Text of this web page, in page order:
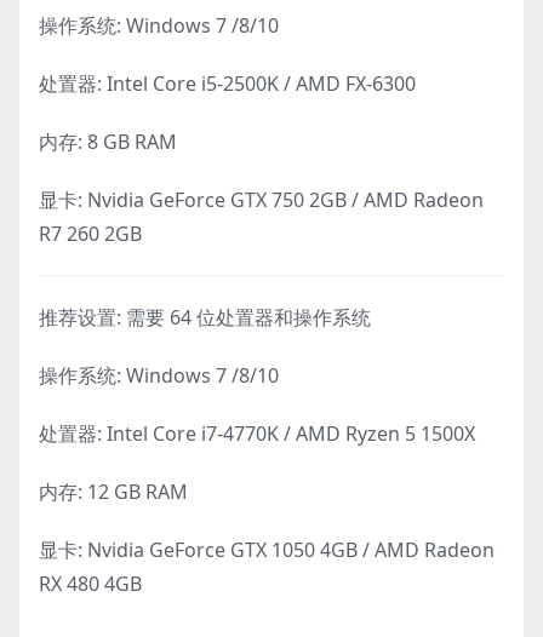
操作系统: Windows 7 /8/10
处置器: Intel Core i5-2500K / AMD FX-6300
内存: 8 GB RAM
显卡: Nvidia GeForce GTX 750 2GB / AMD Radeon
R7 260 2GB
推荐设置: 需要 64 位处置器和操作系统
操作系统: Windows 7 /8/10
处置器: Intel Core i7-4770K / AMD Ryzen 5 1500X
内存: 12 GB RAM
显卡: Nvidia GeForce GTX 1050 4GB / AMD Radeon
RX 480 4GB